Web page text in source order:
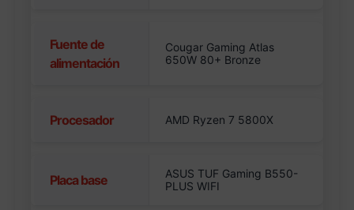
Fuente de
alimentación
Cougar Gaming Atlas
650W 80+ Bronze
Procesador AMD Ryzen 7 5800X
Placa base
ASUS TUF Gaming B550-
PLUS WIFI